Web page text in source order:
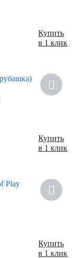
Купить
в 1 клик
Купить
в 1 клик
Купить
в 1 клик